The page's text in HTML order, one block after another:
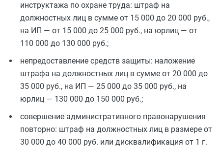
инструктажа по охране труда: штраф на
должностных лиц в сумме от 15 000 до 20 000 руб.,
на ИП — от 15 000 до 25 000 руб., на юрлиц — от
110 000 до 130 000 руб.;
непредоставление средств защиты: наложение
штрафа на должностных лиц в сумме от 20 000 до
35 000 руб., на ИП — 25 000 до 35 000 руб., на
юрлиц — 130 000 до 150 000 руб.;
совершение административного правонарушения
повторно: штраф на должностных лиц в размере от
30 000 до 40 000 руб. или дисквалификация от 1 г.